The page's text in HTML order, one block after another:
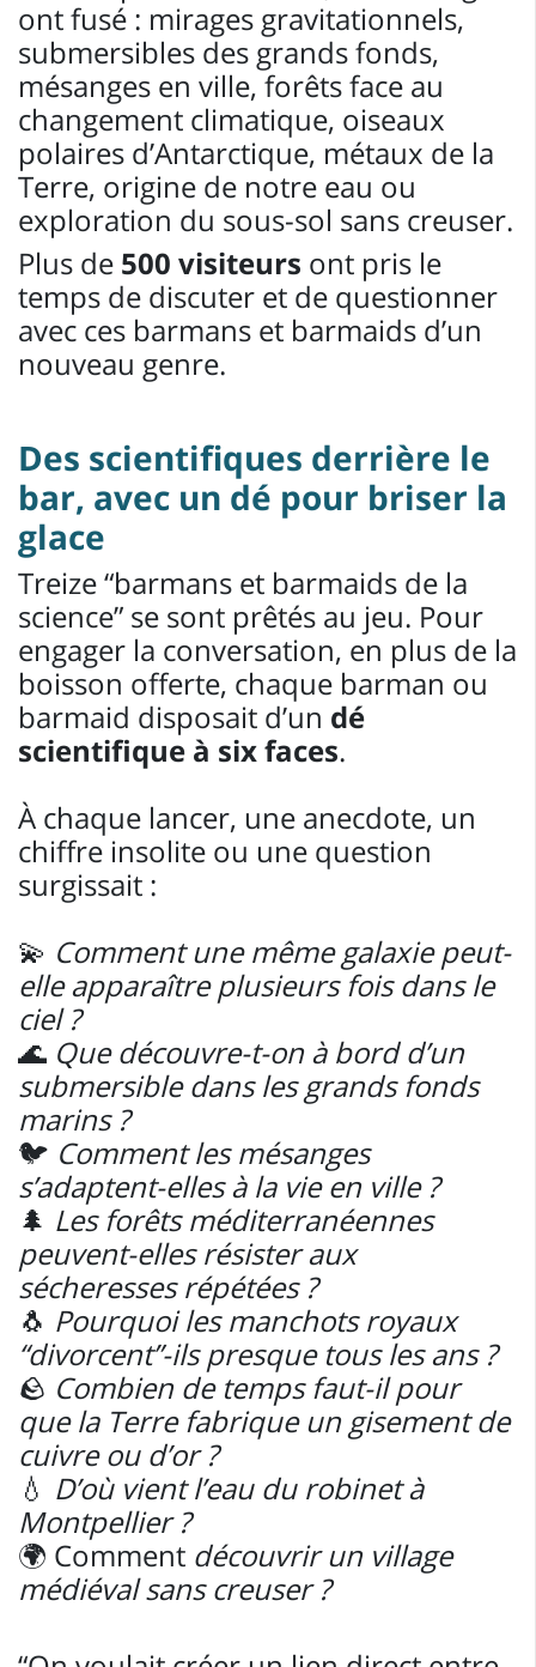
ont fusé : mirages gravitationnels,
submersibles des grands fonds,
mésanges en ville, forêts face au
changement climatique, oiseaux
polaires d’Antarctique, métaux de la
Terre, origine de notre eau ou
exploration du sous-sol sans creuser.
Plus de 500 visiteurs ont pris le
temps de discuter et de questionner
avec ces barmans et barmaids d’un
nouveau genre.
Des scientifiques derrière le
bar, avec un dé pour briser la
glace
Treize “barmans et barmaids de la
science” se sont prêtés au jeu. Pour
engager la conversation, en plus de la
boisson offerte, chaque barman ou
barmaid disposait d’un dé
scientifique à six faces.
À chaque lancer, une anecdote, un
chiffre insolite ou une question
surgissait :
💫 Comment une même galaxie peut-
elle apparaître plusieurs fois dans le
ciel ?
🌊 Que découvre-t-on à bord d’un
submersible dans les grands fonds
marins ?
🐦 Comment les mésanges
s’adaptent-elles à la vie en ville ?
🌲 Les forêts méditerranéennes
peuvent-elles résister aux
sécheresses répétées ?
🐧 Pourquoi les manchots royaux
“divorcent”-ils presque tous les ans ?
🪨 Combien de temps faut-il pour
que la Terre fabrique un gisement de
cuivre ou d’or ?
💧 D’où vient l’eau du robinet à
Montpellier ?
🌍 Comment découvrir un village
médiéval sans creuser ?